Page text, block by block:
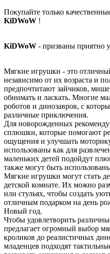
Покупайте только
KiDWoW !
KiDWoW - призваны приятно
Мягкие игрушки - это
независимо от их возраста и
предпочтитают зайчиков,
обнимать и ласкать. Многие
роботов и динозавров, с
различные приключения.
Для новорожденных
сплюшки, которые помогают
ощущения и улучшать
использованы как для
маленьких детей подойдут
также могут быть
Мягкие игрушки могут стать
детской комнате. Их можно
или стульях, чтобы создать
отличным подарком на день
Новый год.
Чтобы удовлетворить
предлагает огромный выбор
кроликов до реалистичных
младенцев подходят